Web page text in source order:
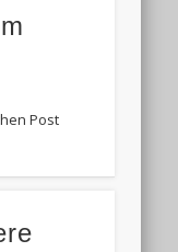
Post